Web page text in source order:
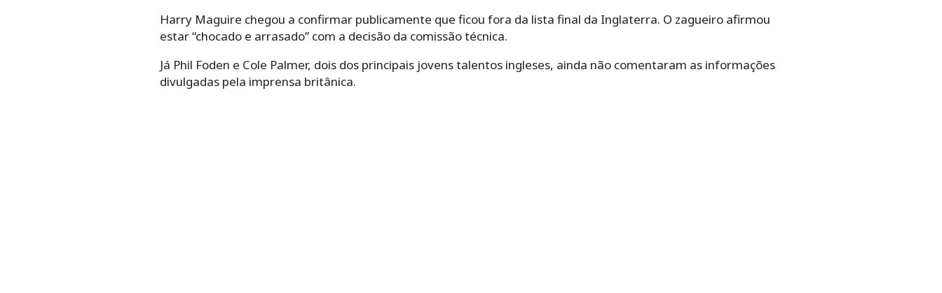
Harry Maguire chegou a confirmar publicamente que ficou fora da lista final da Inglaterra. O zagueiro afirmou
estar “chocado e arrasado” com a decisão da comissão técnica.
Já Phil Foden e Cole Palmer, dois dos principais jovens talentos ingleses, ainda não comentaram as informações
divulgadas pela imprensa britânica.